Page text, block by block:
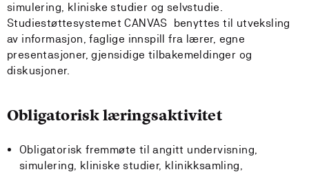
simulering, kliniske studier og selvstudie.
Studiestøttesystemet CANVAS benyttes til utveksling
av informasjon, faglige innspill fra lærer, egne
presentasjoner, gjensidige tilbakemeldinger og
diskusjoner.
Obligatorisk læringsaktivitet
Obligatorisk fremmøte til angitt undervisning,
simulering, kliniske studier, klinikksamling,